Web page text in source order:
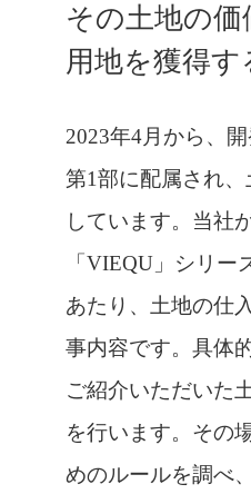
その土地の価
用地を獲得す
2023年4月から、
第1部に配属され
しています。当社
「VIEQU」シリー
あたり、土地の仕
事内容です。具体
ご紹介いただいた
を行います。その
めのルールを調べ